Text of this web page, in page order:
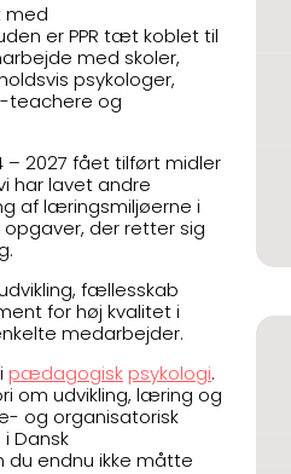
med
er PPR tæt koblet til
med skoler,
psykologer,
teachere og
– 2027 fået tilført midler
har lavet andre
af læringsmiljøerne i
opgaver, der retter sig
fællesskab
for høj kvalitet i
medarbejder.
pædagogisk psykologi.
om udvikling, læring og
og organisatorisk
Dansk
du endnu ikke måtte